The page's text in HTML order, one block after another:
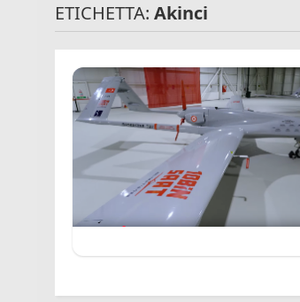
ETICHETTA: Akinci